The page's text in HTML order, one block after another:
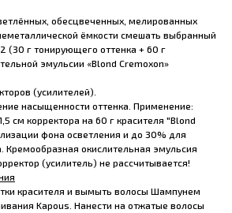
обесцвеченных, мелированных
ёмкости смешать выбранный
(30 г тонирующего оттенка + 60 г
эмульсии «Blond Cremoxon»
(усилителей).
насыщенности оттенка. Применение:
см корректора на 60 г красителя "Blond
фона осветления и до 30% для
Кремообразная окислительная эмульсия
(усилитель) не рассчитывается!
красителя и вымыть волосы Шампунем
Kapous. Нанести на отжатые волосы